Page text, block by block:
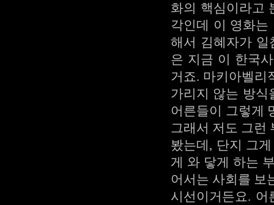
화의 핵심이라고
각인데 이 영화
해서 김혜자가 일
은 지금 이 한국
거죠. 마키아벨리
가리지 않는 방식
어른들이 그렇게
그래서 저도 그런
봤는데, 단지 그
게 와 닿게 하는
어서는 사회를 보
시선이거든요.